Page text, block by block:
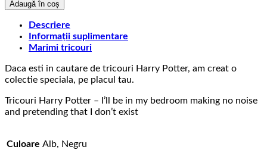
Harry
Potter
In
my
Adaugă în coș
Descriere
Informații suplimentare
Marimi tricouri
Daca esti in cautare de tricouri Harry Potter, am creat o
colectie speciala, pe placul tau.
Tricouri Harry Potter – I’ll be in my bedroom making no noise
and pretending that I don’t exist
Culoare Alb, Negru